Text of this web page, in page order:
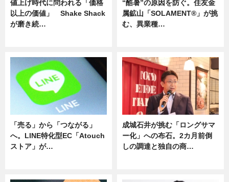
値上げ時代に問われる「価格
以上の価値」 Shake Shack
が磨き続…
“酷暑”の原因を防ぐ。住友金
属鉱山「SOLAMENT®」が挑
む、異業種…
「売る」から「つながる」
へ。LINE特化型EC「Atouch
ストア」が…
成城石井が挑む「ロングサマ
ー化」への布石。2カ月前倒
しの調達と独自の商…